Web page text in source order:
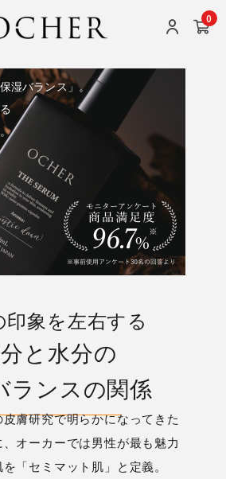
0
湿バランス」。
印象を左右する
と水分の
ランスの関係
膚研究で明らかになってきた
オーカーでは男性が最も魅力
「セミマット肌」と定義。